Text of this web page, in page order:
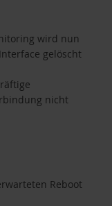
wird nun
gelöscht
nicht
Reboot